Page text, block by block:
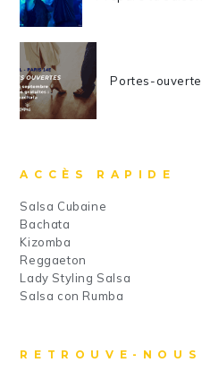
Portes-
ACCÈS RAPIDE
Salsa Cubaine
Bachata
Kizomba
Reggaeton
Lady Styling Salsa
Salsa con Rumba
RETROUVE-NOUS